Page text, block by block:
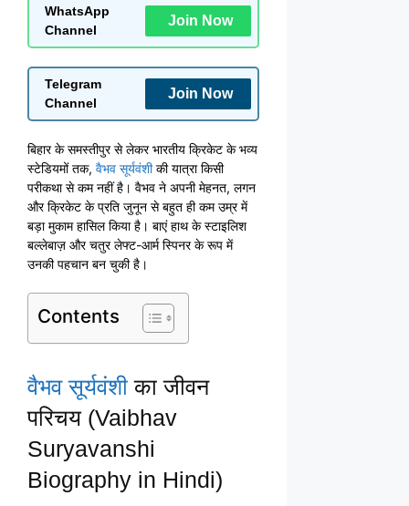
WhatsApp
Channel
Join Now
Telegram
Channel
Join Now
बिहार के समस्तीपुर से लेकर भारतीय क्रिकेट के भव्य
स्टेडियमों तक, वैभव सूर्यवंशीकी यात्रा किसी
परीकथा से कम नहीं है। वैभव ने अपनी मेहनत, लगन
और क्रिकेट के प्रति जुनून से बहुत ही कम उम्र में
बड़ा मुकाम हासिल किया है। बाएं हाथ के स्टाइलिश
बल्लेबाज़ और चतुर लेफ्ट-आर्म स्पिनर के रूप में
उनकी पहचान बन चुकी है।
Contents
वैभव सूर्यवंशी का जीवन
परिचय (Vaibhav
Suryavanshi
Biography in Hindi)